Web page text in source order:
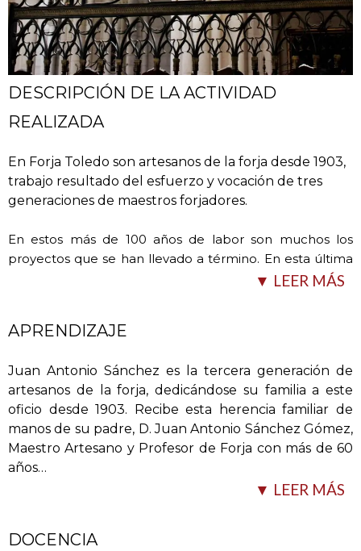
DESCRIPCIÓN DE LA ACTIVIDAD
REALIZADA
En Forja Toledo son artesanos de la forja desde 1903,
trabajo resultado del esfuerzo y vocación de tres
generaciones de maestros forjadores.
En estos más de 100 años de labor son muchos los
proyectos que se han llevado a término. En esta última
Antonio a la cabeza, han prestado sus servicios a
entidades tan importantes como Patrimonio Nacional,
la Real Academia de Bellas Artes de San Fernando, la
Toledo, el Banco Santander, el Banco Nacional de
▼ LEER MÁS
APRENDIZAJE
Juan Antonio Sánchez es la tercera generación de
artesanos de la forja, dedicándose su familia a este
oficio desde 1903. Recibe esta herencia familiar de
manos de su padre, D. Juan Antonio Sánchez Gómez,
Maestro Artesano y Profesor de Forja con más de 60
años…
▼ LEER MÁS
DOCENCIA